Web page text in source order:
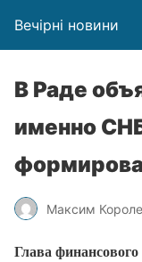
Вечірні новини
В Раде
именно
Максим
Глава